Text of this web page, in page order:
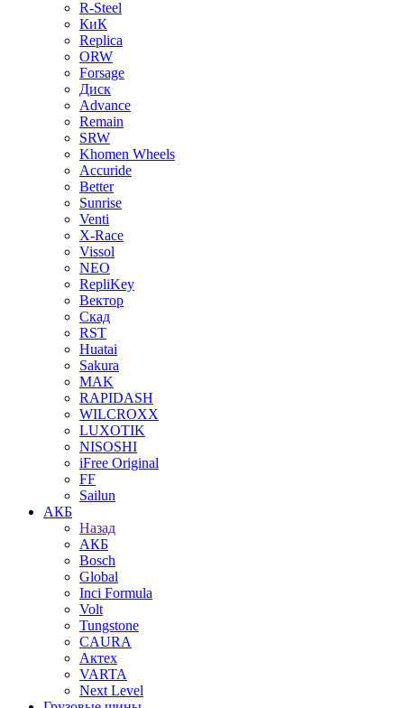
R-Steel
КиК
Replica
ORW
Forsage
Диск
Advance
Remain
SRW
Khomen Wheels
Accuride
Better
Sunrise
Venti
X-Race
Vissol
NEO
RepliKey
Вектор
Скад
RST
Huatai
Sakura
MAK
RAPIDASH
WILCROXX
LUXOTIK
NISOSHI
iFree Original
FF
Sailun
АКБ
Назад
АКБ
Bosch
Global
Inci Formula
Volt
Tungstone
CAURA
Актех
VARTA
Next Level